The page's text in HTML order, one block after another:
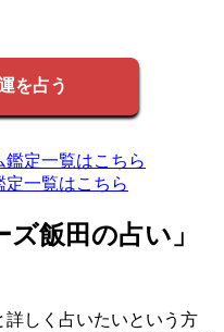
を占う
鑑定一覧はこちら
一覧はこちら
飯田の占い」
しく占いたいという方